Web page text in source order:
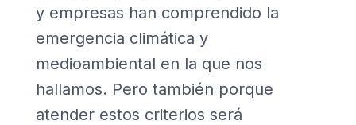
y empresas han comprendido la
emergencia climática y
medioambiental en la que nos
hallamos. Pero también porque
atender estos criterios será